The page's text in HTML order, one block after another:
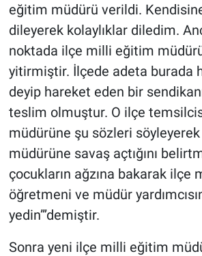
eğitim müdürü verildi.
dileyerek kolaylıklar diledim.
noktada ilçe milli eğitim müdürü
yitirmiştir. İlçede adeta burada
deyip hareket eden bir
teslim olmuştur. O ilçe
müdürüne şu sözleri
müdürüne savaş açtığını
çocukların ağzına bakarak ilçe
öğretmeni ve müdür
yedin”’demiştir.
Sonra yeni ilçe milli eğitim